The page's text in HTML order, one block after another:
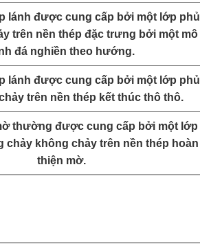
lánh được cung cấp bởi một lớp phủ
trên nền thép đặc trưng bởi một mô
đá nghiền theo hướng.
lánh được cung cấp bởi một lớp phủ
trên nền thép kết thúc thô thô.
thường được cung cấp bởi một lớp
chảy không chảy trên nền thép hoàn
thiện mờ.